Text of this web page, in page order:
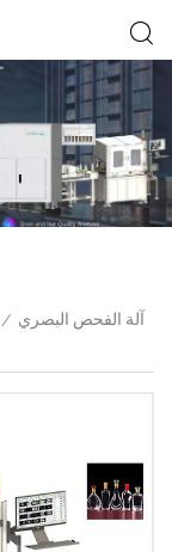
/ آلة الفحص البصري